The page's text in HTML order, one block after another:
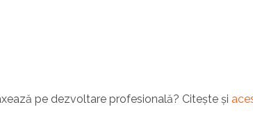
pe dezvoltare profesională? Citește și